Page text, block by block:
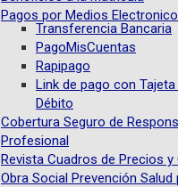
Pagos por Medios
Transferencia Bancaria
PagoMisCuentas
Rapipago
Link de pago con
Débito
Cobertura Seguro de
Profesional
Revista Cuadros de Precios
Obra Social Prevención